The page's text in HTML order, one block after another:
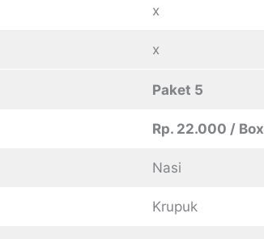
x
x
Paket 5
Rp. 22.000 / Box
Nasi
Krupuk